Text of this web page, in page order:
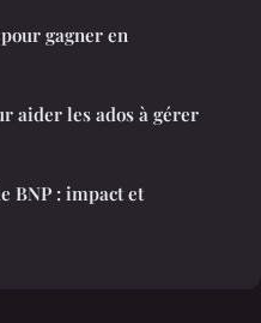
gagner en
aider les ados à gérer
BNP : impact et